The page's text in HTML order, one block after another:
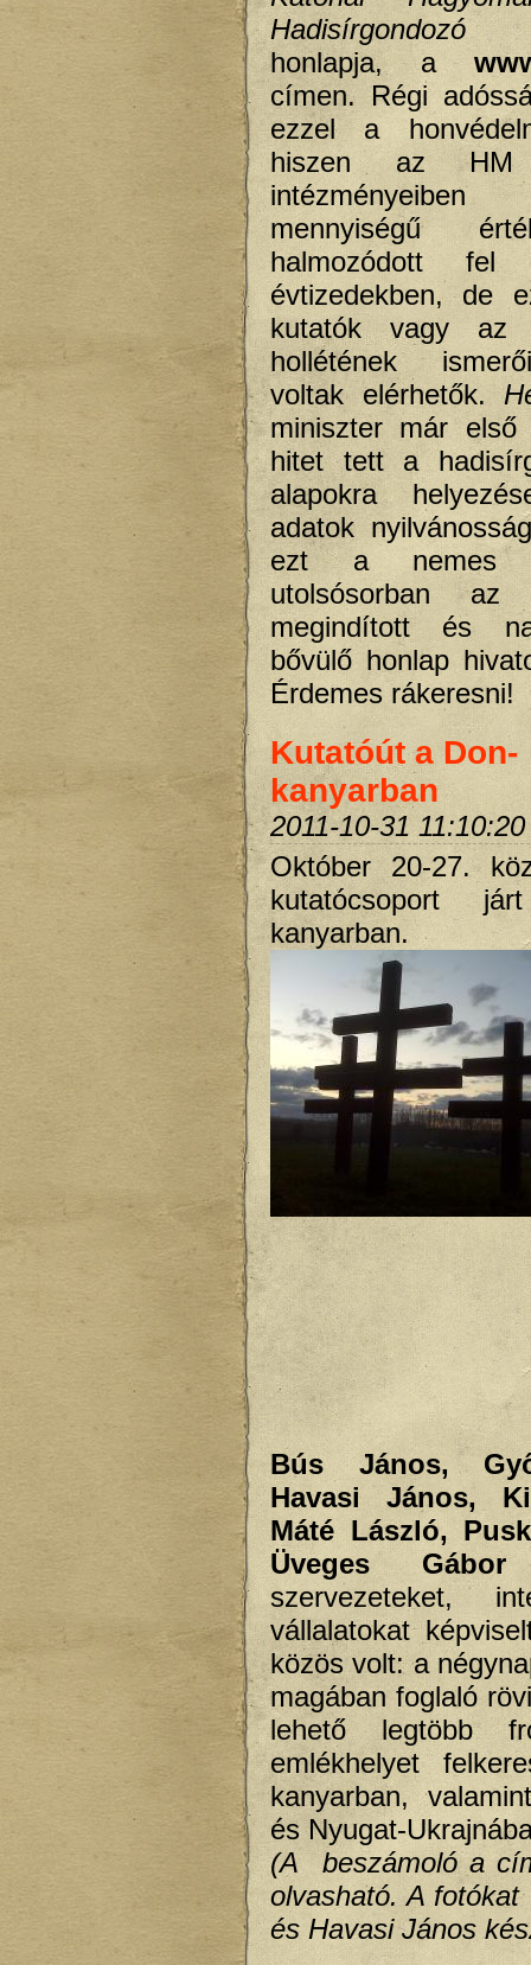
Hadisírgondozó
honlapja, a
címen. Régi
ezzel a
hiszen az HM
intézményeiben
mennyiségű
halmozódott
évtizedekben, de
kutatók vagy az
hollétének
voltak elérhetők.
miniszter már első
hitet tett a
alapokra
adatok
ezt a nemes
utolsósorban
megindított és
bővülő honlap
Érdemes rákeresni!
Kutatóút a Don-
kanyarban
2011-10-31 11:10:20
Október 20-27.
kutatócsoport
kanyarban.
Bús János,
Havasi János,
Máté László,
Üveges Gábor
szervezeteket,
vállalatokat
közös volt: a
magában foglaló
lehető legtöbb
emlékhelyet
kanyarban,
és Nyugat-
(A beszámoló a
olvasható. A fotókat
és Havasi János